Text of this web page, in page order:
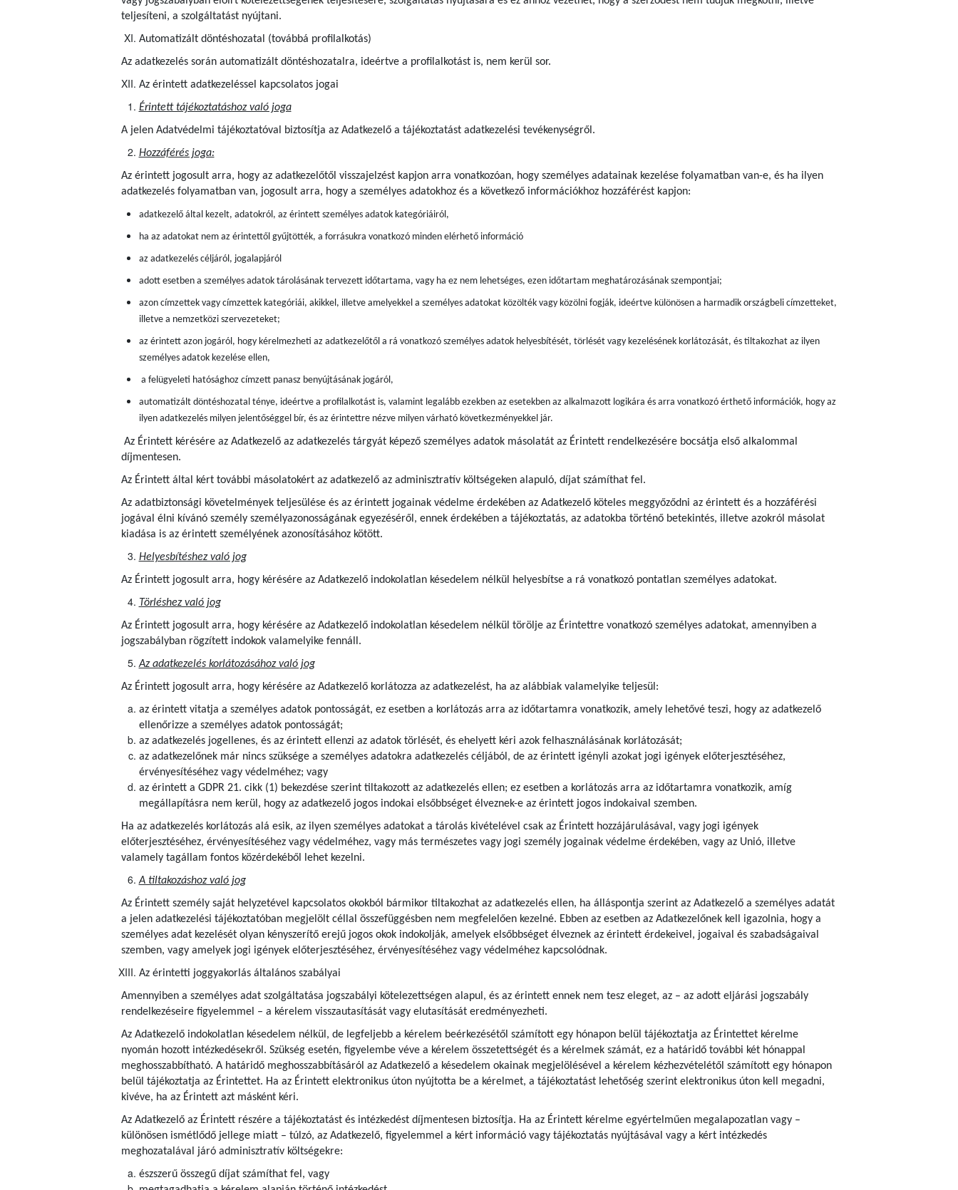
teljesíteni, a szolgáltatást nyújtani.
Automatizált döntéshozatal (továbbá profilalkotás)
Az adatkezelés során automatizált döntéshozatalra, ideértve a profilalkotást is, nem kerül sor.
Az érintett adatkezeléssel kapcsolatos jogai
Érintett tájékoztatáshoz való joga
A jelen Adatvédelmi tájékoztatóval biztosítja az Adatkezelő a tájékoztatást adatkezelési tevékenységről.
Hozzáférés joga:
Az érintett jogosult arra, hogy az adatkezelőtől visszajelzést kapjon arra vonatkozóan, hogy személyes adatainak kezelése folyamatban van-e, és ha ilyen
adatkezelés folyamatban van, jogosult arra, hogy a személyes adatokhoz és a következő információkhoz hozzáférést kapjon:
adatkezelő által kezelt, adatokról, az érintett személyes adatok kategóriáiról,
ha az adatokat nem az érintettől gyűjtötték, a forrásukra vonatkozó minden elérhető információ
az adatkezelés céljáról, jogalapjáról
adott esetben a személyes adatok tárolásának tervezett időtartama, vagy ha ez nem lehetséges, ezen időtartam meghatározásának szempontjai;
azon címzettek vagy címzettek kategóriái, akikkel, illetve amelyekkel a személyes adatokat közölték vagy közölni fogják, ideértve különösen a harmadik országbeli címzetteket,
illetve a nemzetközi szervezeteket;
az érintett azon jogáról, hogy kérelmezheti az adatkezelőtől a rá vonatkozó személyes adatok helyesbítését, törlését vagy kezelésének korlátozását, és tiltakozhat az ilyen
személyes adatok kezelése ellen,
a felügyeleti hatósághoz címzett panasz benyújtásának jogáról,
automatizált döntéshozatal ténye, ideértve a profilalkotást is, valamint legalább ezekben az esetekben az alkalmazott logikára és arra vonatkozó érthető információk, hogy az
ilyen adatkezelés milyen jelentőséggel bír, és az érintettre nézve milyen várható következményekkel jár.
Az Érintett kérésére az Adatkezelő az adatkezelés tárgyát képező személyes adatok másolatát az Érintett rendelkezésére bocsátja első alkalommal
díjmentesen.
Az Érintett által kért további másolatokért az adatkezelő az adminisztratív költségeken alapuló, díjat számíthat fel.
Az adatbiztonsági követelmények teljesülése és az érintett jogainak védelme érdekében az Adatkezelő köteles meggyőződni az érintett és a hozzáférési
jogával élni kívánó személy személyazonosságának egyezéséről, ennek érdekében a tájékoztatás, az adatokba történő betekintés, illetve azokról másolat
kiadása is az érintett személyének azonosításához kötött.
Helyesbítéshez való jog
Az Érintett jogosult arra, hogy kérésére az Adatkezelő indokolatlan késedelem nélkül helyesbítse a rá vonatkozó pontatlan személyes adatokat.
Törléshez való jog
Az Érintett jogosult arra, hogy kérésére az Adatkezelő indokolatlan késedelem nélkül törölje az Érintettre vonatkozó személyes adatokat, amennyiben a
jogszabályban rögzített indokok valamelyike fennáll.
Az adatkezelés korlátozásához való jog
Az Érintett jogosult arra, hogy kérésére az Adatkezelő korlátozza az adatkezelést, ha az alábbiak valamelyike teljesül:
az érintett vitatja a személyes adatok pontosságát, ez esetben a korlátozás arra az időtartamra vonatkozik, amely lehetővé teszi, hogy az adatkezelő
ellenőrizze a személyes adatok pontosságát;
az adatkezelés jogellenes, és az érintett ellenzi az adatok törlését, és ehelyett kéri azok felhasználásának korlátozását;
az adatkezelőnek már nincs szüksége a személyes adatokra adatkezelés céljából, de az érintett igényli azokat jogi igények előterjesztéséhez,
érvényesítéséhez vagy védelméhez; vagy
az érintett a GDPR 21. cikk (1) bekezdése szerint tiltakozott az adatkezelés ellen; ez esetben a korlátozás arra az időtartamra vonatkozik, amíg
megállapításra nem kerül, hogy az adatkezelő jogos indokai elsőbbséget élveznek-e az érintett jogos indokaival szemben.
Ha az adatkezelés korlátozás alá esik, az ilyen személyes adatokat a tárolás kivételével csak az Érintett hozzájárulásával, vagy jogi igények
előterjesztéséhez, érvényesítéséhez vagy védelméhez, vagy más természetes vagy jogi személy jogainak védelme érdekében, vagy az Unió, illetve
valamely tagállam fontos közérdekéből lehet kezelni.
A tiltakozáshoz való jog
Az Érintett személy saját helyzetével kapcsolatos okokból bármikor tiltakozhat az adatkezelés ellen, ha álláspontja szerint az Adatkezelő a személyes adatát
a jelen adatkezelési tájékoztatóban megjelölt céllal összefüggésben nem megfelelően kezelné. Ebben az esetben az Adatkezelőnek kell igazolnia, hogy a
személyes adat kezelését olyan kényszerítő erejű jogos okok indokolják, amelyek elsőbbséget élveznek az érintett érdekeivel, jogaival és szabadságaival
szemben, vagy amelyek jogi igények előterjesztéséhez, érvényesítéséhez vagy védelméhez kapcsolódnak.
Az érintetti joggyakorlás általános szabályai
Amennyiben a személyes adat szolgáltatása jogszabályi kötelezettségen alapul, és az érintett ennek nem tesz eleget, az – az adott eljárási jogszabály
rendelkezéseire figyelemmel – a kérelem visszautasítását vagy elutasítását eredményezheti.
Az Adatkezelő indokolatlan késedelem nélkül, de legfeljebb a kérelem beérkezésétől számított egy hónapon belül tájékoztatja az Érintettet kérelme
nyomán hozott intézkedésekről. Szükség esetén, figyelembe véve a kérelem összetettségét és a kérelmek számát, ez a határidő további két hónappal
meghosszabbítható. A határidő meghosszabbításáról az Adatkezelő a késedelem okainak megjelölésével a kérelem kézhezvételétől számított egy hónapon
belül tájékoztatja az Érintettet. Ha az Érintett elektronikus úton nyújtotta be a kérelmet, a tájékoztatást lehetőség szerint elektronikus úton kell megadni,
kivéve, ha az Érintett azt másként kéri.
Az Adatkezelő az Érintett részére a tájékoztatást és intézkedést díjmentesen biztosítja. Ha az Érintett kérelme egyértelműen megalapozatlan vagy –
különösen ismétlődő jellege miatt – túlzó, az Adatkezelő, figyelemmel a kért információ vagy tájékoztatás nyújtásával vagy a kért intézkedés
meghozatalával járó adminisztratív költségekre:
észszerű összegű díjat számíthat fel, vagy